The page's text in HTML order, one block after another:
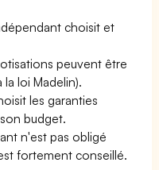
choisit et
peuvent être
loi Madelin).
les garanties
budget.
n'est pas obligé
fortement conseillé.